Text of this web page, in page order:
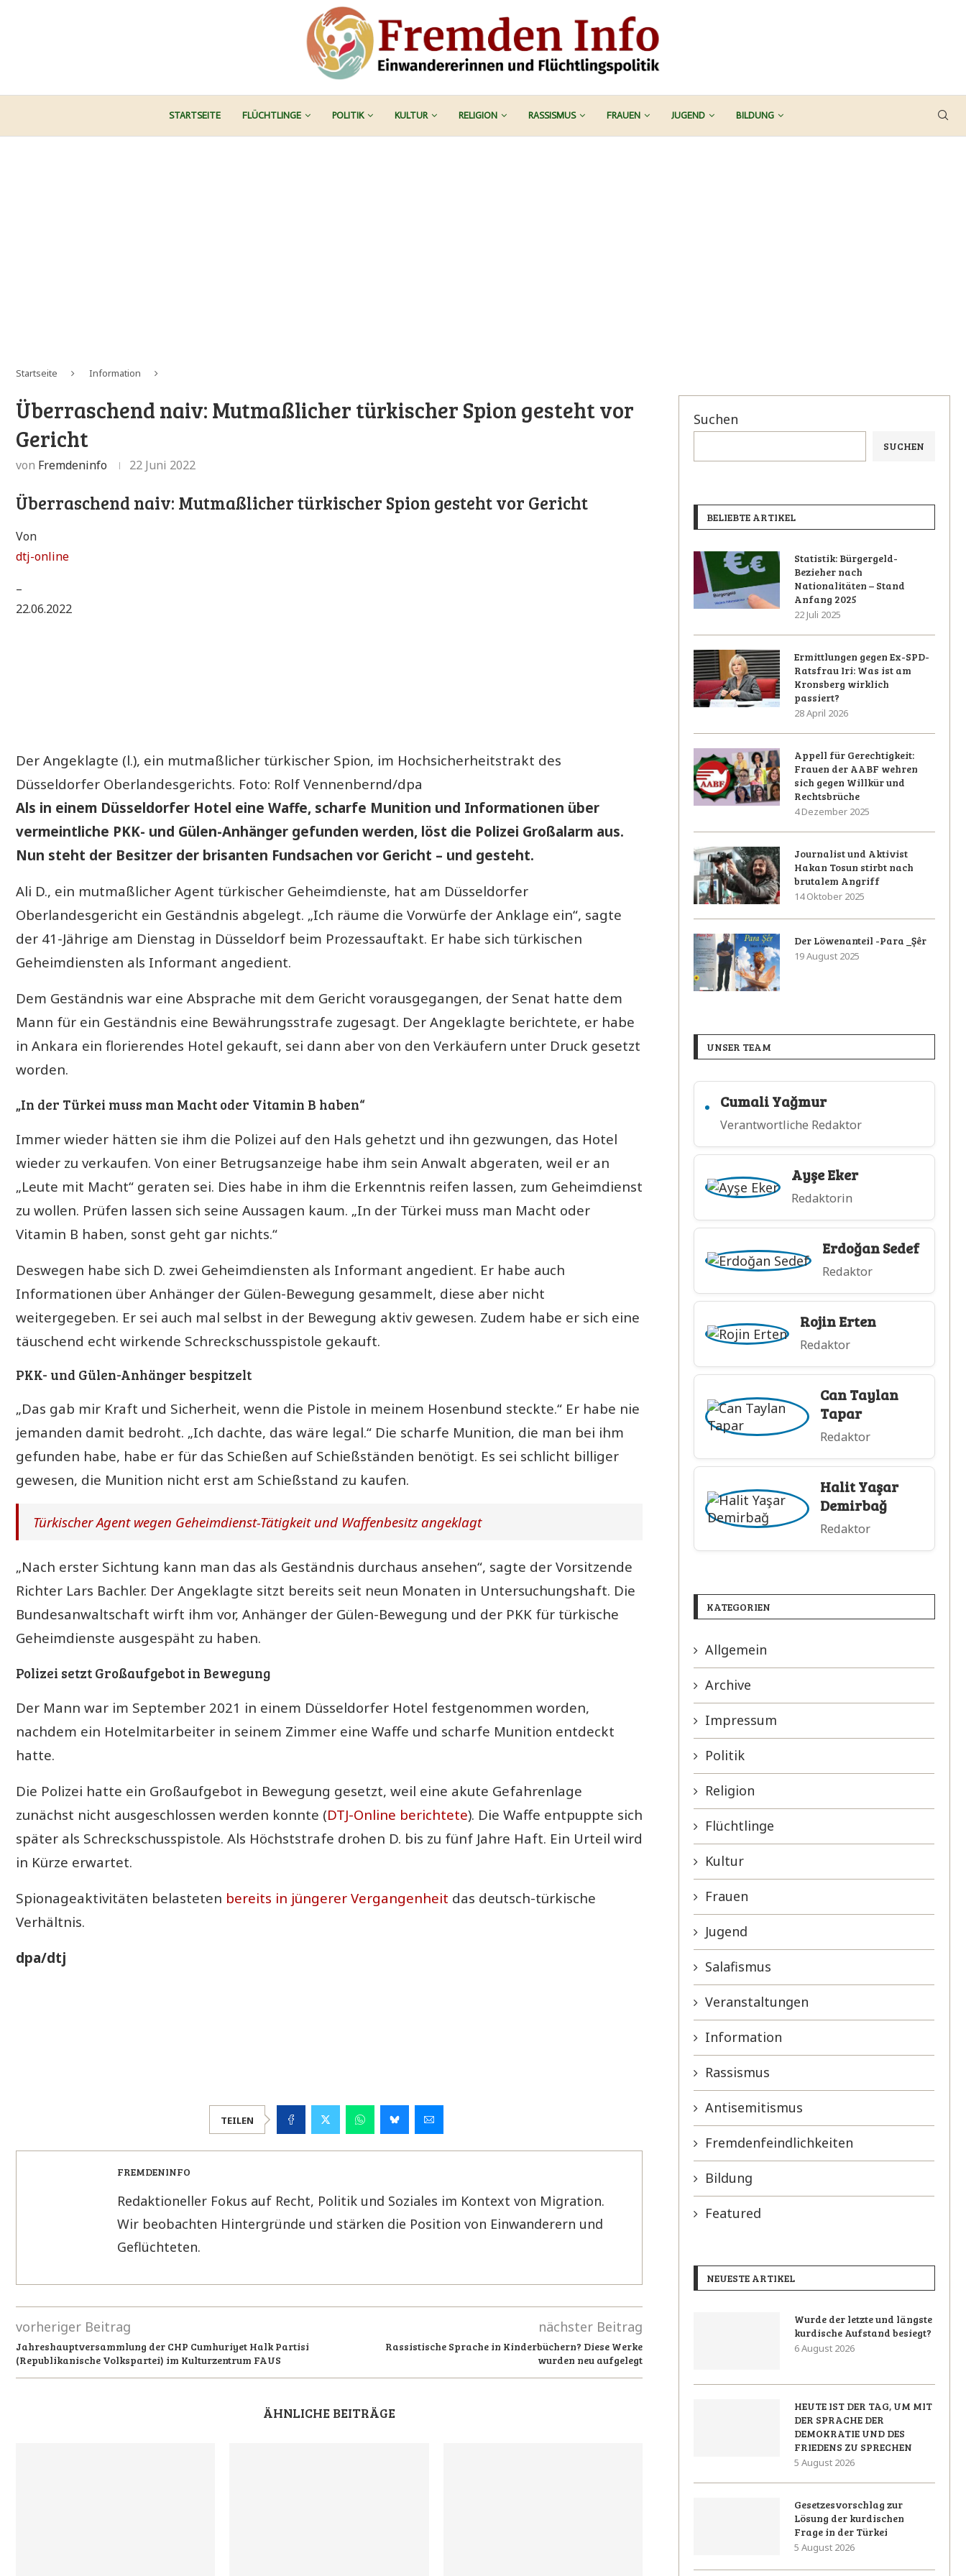
STARTSEITE FLÜCHTLINGE POLITIK KULTUR RELIGION RASSISMUS FRAUEN JUGEND BILDUNG
Startseite Information
Überraschend naiv: Mutmaßlicher türkischer Spion gesteht vor
Gericht
von Fremdeninfo 22 Juni 2022
Überraschend naiv: Mutmaßlicher türkischer Spion gesteht vor Gericht
Von
dtj-online
–
22.06.2022
Der Angeklagte (l.), ein mutmaßlicher türkischer Spion, im Hochsicherheitstrakt des
Düsseldorfer Oberlandesgerichts. Foto: Rolf Vennenbernd/dpa
Als in einem Düsseldorfer Hotel eine Waffe, scharfe Munition und Informationen über
vermeintliche PKK- und Gülen-Anhänger gefunden werden, löst die Polizei Großalarm aus.
Nun steht der Besitzer der brisanten Fundsachen vor Gericht – und gesteht.
Ali D., ein mutmaßlicher Agent türkischer Geheimdienste, hat am Düsseldorfer
Oberlandesgericht ein Geständnis abgelegt. „Ich räume die Vorwürfe der Anklage ein“, sagte
der 41-Jährige am Dienstag in Düsseldorf beim Prozessauftakt. Er habe sich türkischen
Geheimdiensten als Informant angedient.
Dem Geständnis war eine Absprache mit dem Gericht vorausgegangen, der Senat hatte dem
Mann für ein Geständnis eine Bewährungsstrafe zugesagt. Der Angeklagte berichtete, er habe
in Ankara ein florierendes Hotel gekauft, sei dann aber von den Verkäufern unter Druck gesetzt
worden.
„In der Türkei muss man Macht oder Vitamin B haben“
Immer wieder hätten sie ihm die Polizei auf den Hals gehetzt und ihn gezwungen, das Hotel
wieder zu verkaufen. Von einer Betrugsanzeige habe ihm sein Anwalt abgeraten, weil er an
„Leute mit Macht“ geraten sei. Dies habe in ihm die Erkenntnis reifen lassen, zum Geheimdienst
zu wollen. Prüfen lassen sich seine Aussagen kaum. „In der Türkei muss man Macht oder
Vitamin B haben, sonst geht gar nichts.“
Deswegen habe sich D. zwei Geheimdiensten als Informant angedient. Er habe auch
Informationen über Anhänger der Gülen-Bewegung gesammelt, diese aber nicht
weitergegeben. Er sei auch mal selbst in der Bewegung aktiv gewesen. Zudem habe er sich eine
täuschend echt wirkende Schreckschusspistole gekauft.
PKK- und Gülen-Anhänger bespitzelt
„Das gab mir Kraft und Sicherheit, wenn die Pistole in meinem Hosenbund steckte.“ Er habe nie
jemanden damit bedroht. „Ich dachte, das wäre legal.“ Die scharfe Munition, die man bei ihm
gefunden habe, habe er für das Schießen auf Schießständen benötigt. Es sei schlicht billiger
gewesen, die Munition nicht erst am Schießstand zu kaufen.
Türkischer Agent wegen Geheimdienst-Tätigkeit und Waffenbesitz angeklagt
„Nach erster Sichtung kann man das als Geständnis durchaus ansehen“, sagte der Vorsitzende
Richter Lars Bachler. Der Angeklagte sitzt bereits seit neun Monaten in Untersuchungshaft. Die
Bundesanwaltschaft wirft ihm vor, Anhänger der Gülen-Bewegung und der PKK für türkische
Geheimdienste ausgespäht zu haben.
Polizei setzt Großaufgebot in Bewegung
Der Mann war im September 2021 in einem Düsseldorfer Hotel festgenommen worden,
nachdem ein Hotelmitarbeiter in seinem Zimmer eine Waffe und scharfe Munition entdeckt
hatte.
Die Polizei hatte ein Großaufgebot in Bewegung gesetzt, weil eine akute Gefahrenlage
zunächst nicht ausgeschlossen werden konnte (DTJ-Online berichtete). Die Waffe entpuppte sich
später als Schreckschusspistole. Als Höchststrafe drohen D. bis zu fünf Jahre Haft. Ein Urteil wird
in Kürze erwartet.
Spionageaktivitäten belasteten bereits in jüngerer Vergangenheit das deutsch-türkische
Verhältnis.
dpa/dtj
TEILEN
FREMDENINFO
Redaktioneller Fokus auf Recht, Politik und Soziales im Kontext von Migration.
Wir beobachten Hintergründe und stärken die Position von Einwanderern und
Geflüchteten.
vorheriger Beitrag
Jahreshauptversammlung der CHP Cumhuriyet Halk Partisi
(Republikanische Volkspartei) im Kulturzentrum FAUS
nächster Beitrag
Rassistische Sprache in Kinderbüchern? Diese Werke
wurden neu aufgelegt
ÄHNLICHE BEITRÄGE
Suchen
SUCHEN
BELIEBTE ARTIKEL
Statistik: Bürgergeld-
Bezieher nach
Nationalitäten – Stand
Anfang 2025
22 Juli 2025
Ermittlungen gegen Ex-SPD-
Ratsfrau Iri: Was ist am
Kronsberg wirklich
passiert?
28 April 2026
Appell für Gerechtigkeit:
Frauen der AABF wehren
sich gegen Willkür und
Rechtsbrüche
4 Dezember 2025
Journalist und Aktivist
Hakan Tosun stirbt nach
brutalem Angriff
14 Oktober 2025
Der Löwenanteil -Para _Şêr
19 August 2025
UNSER TEAM
Cumali Yağmur
Verantwortliche Redaktor
Ayşe Eker
Redaktorin
Erdoğan Sedef
Redaktor
Rojin Erten
Redaktor
Can Taylan
Tapar
Redaktor
Halit Yaşar
Demirbağ
Redaktor
KATEGORIEN
Allgemein
Archive
Impressum
Politik
Religion
Flüchtlinge
Kultur
Frauen
Jugend
Salafismus
Veranstaltungen
Information
Rassismus
Antisemitismus
Fremdenfeindlichkeiten
Bildung
Featured
NEUESTE ARTIKEL
Wurde der letzte und längste
kurdische Aufstand besiegt?
6 August 2026
HEUTE IST DER TAG, UM MIT
DER SPRACHE DER
DEMOKRATIE UND DES
FRIEDENS ZU SPRECHEN
5 August 2026
Gesetzesvorschlag zur
Lösung der kurdischen
Frage in der Türkei
5 August 2026